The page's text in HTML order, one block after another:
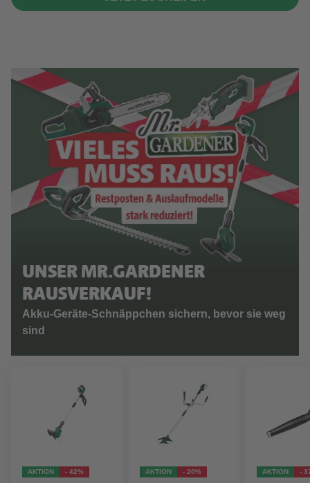
UNSER MR.GARDENER
RAUSVERKAUF!
Akku-Geräte-Schnäppchen sichern, bevor sie weg
sind
AKTION - 42% AKTION - 20% AKTION -